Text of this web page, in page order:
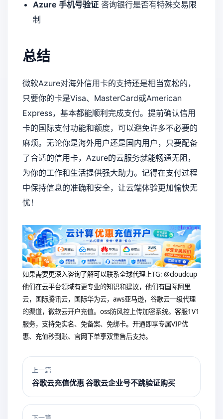
Azure 手机号验证咨询银行是否有特殊交易限
制
总结
微软Azure对海外信用卡的支持还是相当宽松的，
只要你的卡是Visa、MasterCard或American
Express，基本都能顺利完成支付。提前确认信用
卡的国际支付功能和额度，可以避免许多不必要的
麻烦。无论你是海外用户还是国内用户，只要配备
了合适的信用卡，Azure的云服务就能畅通无阻，
为你的工作和生活提供强大助力。记得在支付过程
中保持信息的准确和安全，让云端体验更加愉快无
忧！
如果需要更深入咨询了解可以联系全球代理上TG: @cloudcup
他们在云平台领域有更专业的知识和建议，他们有国际阿里
云，国际腾讯云，国际华为云，aws亚马逊，谷歌云一级代理
的渠道，微软云开户充值。oss防风控上传加密系统。客服1V1
服务，支持免实名、免备案、免绑卡。开通即享专属VIP优
惠、充值秒到账、官网下单享双重售后支持。
上一篇
谷歌云充值优惠 谷歌云企业号不跳验证购买
下一篇